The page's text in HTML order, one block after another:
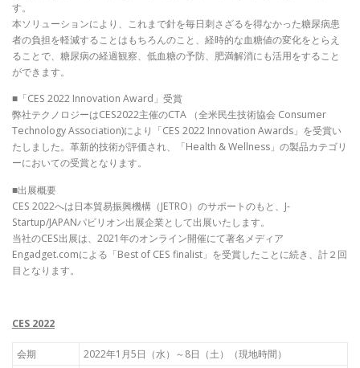
す。
本ソリューションにより、これまで針を毎日刺さざるを得なかった糖尿病患
者の負担を軽減することはもちろんのこと、経時的な血糖値の変化をとらえ
ることで、糖尿病の経過観察、低血糖の予防、肥満解消にも活用をすること
ができます。
■「CES 2022 Innovation Award」受賞
弊社テクノロジーはCES2022主催のCTA （全米民生技術協会 Consumer
Technology Association)により「CES 2022 Innovation Awards」を受賞い
たしました。革新的技術が評価され、「Health & Wellness」の製品カテゴリ
ーにおいての受賞となります。
■出展概要
CES 2022へは日本貿易振興機構（JETRO）のサポートのもと、J-
Startup/JAPANパビリオン出展企業として出展いたします。
当社のCES出展は、2021年のオンライン開催にて著名メディア
Engadget.comによる「Best of CES finalist」を受賞したことに続き、計２回
目となります。
CES 2022
会期
2022年1月5日（水）～8日（土）（現地時間）